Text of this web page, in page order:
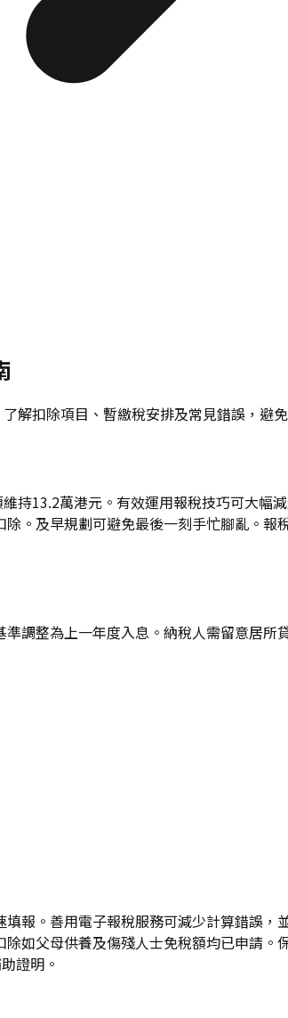
解扣除項目、暫繳稅安排及常見錯誤，避
持13.2萬港元。有效運用報稅技巧可大幅
。及早規劃可避免最後一刻手忙腳亂。
調整為上一年度入息。納稅人需留意居
報。善用電子報稅服務可減少計算錯誤
如父母供養及傷殘人士免稅額均已申請
證明。